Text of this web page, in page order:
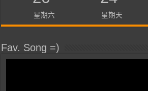
星期六 星期天
Fav. Song =)